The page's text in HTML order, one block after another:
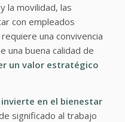
la movilidad, las
con empleados
una convivencia
una buena calidad de
un valor estratégico
en el bienestar
significado al trabajo